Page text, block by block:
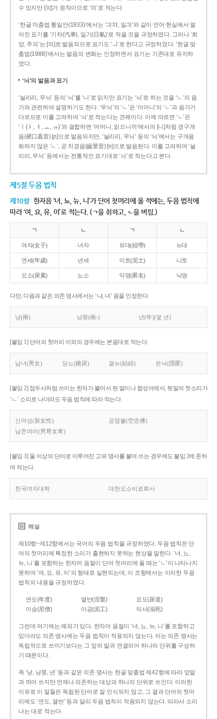
수 있지만 [의]가 원칙이므로 ‘의’로 적는다.
‘한글 마춤법 통일안(1933)’에서는 ‘긔챠, 일긔’와 같이 언어 현실에서 멀
어진 표기를 ‘기차(汽車), 일기(日氣)’로 적을 것을 규정하였다. 그러나 ‘희
망, 주의’는 [의]로 발음되므로 표기도 ‘ㅢ’로 한다고 규정하였다. ‘한글 맞
춤법(1988)’에서는 발음의 변화는 인정하면서 표기는 기존대로 유지하
였다.
‘늬’의 발음과 표기
‘늴리리, 무늬’ 등의 ‘늬’를 ‘니’로 읽지만 표기는 ‘늬’로 하는 것을 ‘ㄴ’의 음
가와 관련하여 설명하기도 한다. ‘무늬’의 ‘ㄴ’은 ‘어머니’의 ‘ㄴ’과 음가가
다르므로 이를 고려하여 ‘늬’로 적는다는 견해이다. 이에 따르면 ‘ㄴ’은
‘ㅣ(ㅑ, ㅕ, ㅛ, ㅠ)’와 결합하면 ‘어머니, 읽으니까’에서의 [니]처럼 경구개
음(硬口蓋音) [ɲ]으로 발음되지만, ‘늴리리, 무늬’ 등의 ‘늬’에서는 구개음
화하지 않은 ‘ㄴ’, 곧 치경음(齒莖音) [n]으로 발음된다. 이를 고려하여 ‘늴
리리, 무늬’ 등에서는 전통적인 표기대로 ‘늬’로 적는다고 본다.
제5절 두음 법칙
제10항 한자음 ‘녀, 뇨, 뉴, 니’가 단어 첫머리에 올 적에는, 두음 법칙에
따라 ‘여, 요, 유, 이’로 적는다. (ㄱ을 취하고, ㄴ을 버림.)
ㄱ ㄴ ㄱ ㄴ
여자(女子) 녀자 유대(紐帶) 뉴대
연세(年歲) 년세 이토(泥土) 니토
요소(尿素) 뇨소 익명(匿名) 닉명
다만, 다음과 같은 의존 명사에서는 ‘냐, 녀’ 음을 인정한다.
냥(兩) 냥쭝(兩-) 년(年)(몇 년)
[붙임 1] 단어의 첫머리 이외의 경우에는 본음대로 적는다.
남녀(男女) 당뇨(糖尿) 결뉴(結紐) 은닉(隱匿)
[붙임 2] 접두사처럼 쓰이는 한자가 붙어서 된 말이나 합성어에서, 뒷말의 첫소리가
‘ㄴ’ 소리로 나더라도 두음 법칙에 따라 적는다.
신여성(新女性)
공염불(空念佛)
남존여비(男尊女卑)
[붙임 3] 둘 이상의 단어로 이루어진 고유 명사를 붙여 쓰는 경우에도 붙임 2에 준하
여 적는다.
한국여자대학 대한요소비료회사
해설
제10항~제12항에서는 국어의 두음 법칙을 규정하였다. 두음 법칙은 단
어의 첫머리에 특정한 소리가 출현하지 못하는 현상을 말한다. ‘녀, 뇨,
뉴, 니’를 포함하는 한자어 음절이 단어 첫머리에 올 때는 ‘ㄴ’이 나타나지
못하여 ‘여, 요, 유, 이’의 형태로 실현되는데, 이 조항에서는 이러한 두음
법칙의 내용을 규정하였다.
연도(年度) 열반(涅槃)
요도(尿道)
이승(尼僧)
이공(泥工) 익사(溺死)
그런데 여기에는 예외가 있다. 한자어 음절이 ‘녀, 뇨, 뉴, 니’를 포함하고
있더라도 의존 명사에는 두음 법칙이 적용되지 않는다. 이는 의존 명사는
독립적으로 쓰이기보다는 그 앞의 말과 연결되어 하나의 단위를 구성하
기 때문이다.
즉 ‘냥, 냥쭝, 년’ 등과 같은 의존 명사는 한글 맞춤법 제42항에 따라 앞말
과 띄어 쓰지만 언제나 의존하는 대상과 하나의 단위로 쓰인다. 이러한
이유로 이 말들은 독립된 단어로 잘 인식되지 않고, 그 결과 단어의 첫머
리에도 ‘연도, 열반’ 등과 달리 두음 법칙이 적용되지 않는다. 따라서 소리
나는 대로 적는다.